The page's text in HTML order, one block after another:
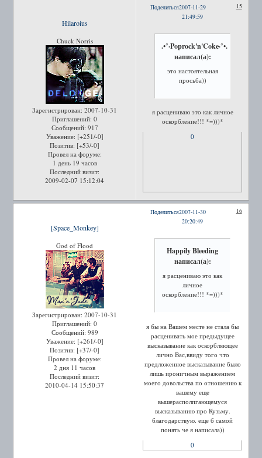
Поделиться 15
2007-11-29
21:49:59
Hilaroius
Chuck Norris
Зарегистрирован: 2007-10-31
Приглашений: 0
Сообщений: 917
Уважение: [+251/-0]
Позитив: [+53/-0]
Провел на форуме:
1 день 19 часов
Последний визит:
2009-02-07 15:12:04
.•°·Poprock'n'Coke·°•.
написал(а):
это настоятельная
просьба))
я расцениваю это как личное
оскорбление!!! *=)))*
0
Поделиться 16
2007-11-30
20:20:49
[Space_Monkey]
God of Flood
Зарегистрирован: 2007-10-31
Приглашений: 0
Сообщений: 989
Уважение: [+261/-0]
Позитив: [+37/-0]
Провел на форуме:
2 дня 11 часов
Последний визит:
2010-04-14 15:50:37
Happily Bleeding
написал(а):
я расцениваю это как
личное
оскорбление!!! *=)))*
я бы на Вашем месте не стала бы
расценивать мое предыдущее
высказывание как оскорбляющее
лично Вас,ввиду того что
предложенное высказывание было
лишь ироничным выражением
моего довольства по отношению к
вашему еще
вышерасполпгающемуся
высказыванию про Кузьму.
благодарствую. еще б самой
понять че я написала))
0